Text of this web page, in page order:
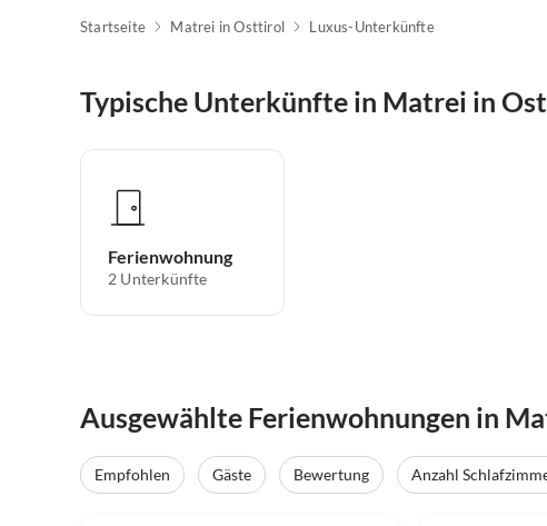
Startseite Matrei in Osttirol Luxus-Unterkünfte
Typische Unterkünfte in Matrei in
Ferienwohnung
2 Unterkünfte
Ausgewählte Ferienwohnungen in
Empfohlen Gäste Bewertung Anzahl